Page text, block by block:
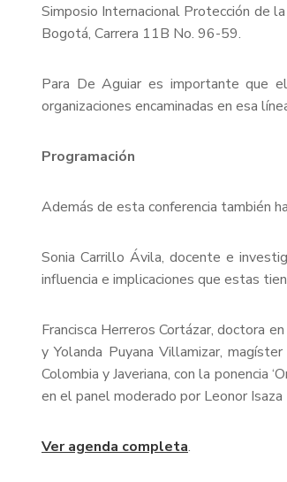
Simposio Internacional Protección de
Bogotá, Carrera 11B No. 96-59.
Para De Aguiar es importante que
organizaciones encaminadas en esa
Programación
Además de esta conferencia también
Sonia Carrillo Ávila, docente e
influencia e implicaciones que estas
Francisca Herreros Cortázar, doctora
y Yolanda Puyana Villamizar,
Colombia y Javeriana, con la ponencia
en el panel moderado por Leonor
Ver agenda completa.